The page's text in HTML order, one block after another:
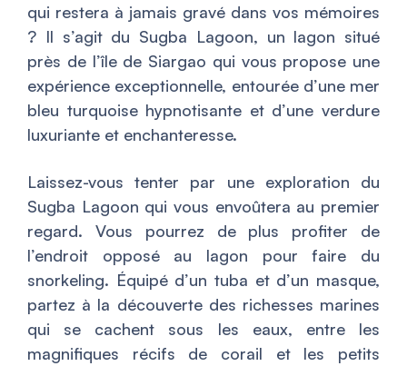
qui restera à jamais gravé dans vos mémoires
? Il s’agit du Sugba Lagoon, un lagon situé
près de l’île de Siargao qui vous propose une
expérience exceptionnelle, entourée d’une mer
bleu turquoise hypnotisante et d’une verdure
luxuriante et enchanteresse.
Laissez-vous tenter par une exploration du
Sugba Lagoon qui vous envoûtera au premier
regard. Vous pourrez de plus profiter de
l’endroit opposé au lagon pour faire du
snorkeling. Équipé d’un tuba et d’un masque,
partez à la découverte des richesses marines
qui se cachent sous les eaux, entre les
magnifiques récifs de corail et les petits